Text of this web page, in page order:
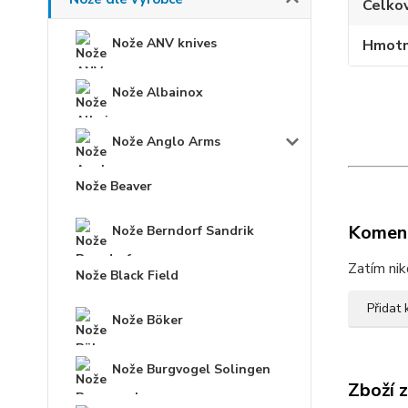
Nože ANV knives
Nože Albainox
Nože Anglo Arms
Nože Beaver
Nože Berndorf Sandrik
Nože Black Field
Nože Böker
Nože Burgvogel Solingen
Zatím
Přidat
Zboží